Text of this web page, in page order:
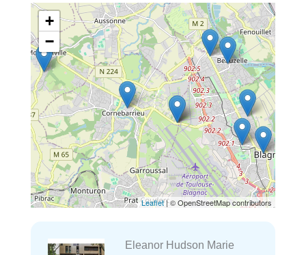
+
−
Leaflet| © OpenStreetMap contributors
Eleanor Hudson Marie